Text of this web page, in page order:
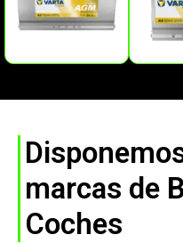
marcas de
Coches